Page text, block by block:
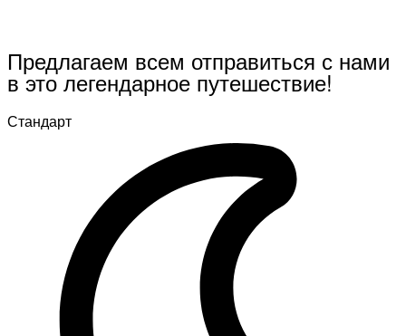
Предлагаем всем отправиться с нами
в это легендарное путешествие!
Стандарт